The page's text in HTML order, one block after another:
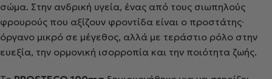
σώμα. Στην ανδρική υγεία, ένας από τους σιωπηλούς
φρουρούς που αξίζουν φροντίδα είναι ο προστάτης∙
όργανο μικρό σε μέγεθος, αλλά με τεράστιο ρόλο στην
ευεξία, την ορμονική ισορροπία και την ποιότητα ζωής.